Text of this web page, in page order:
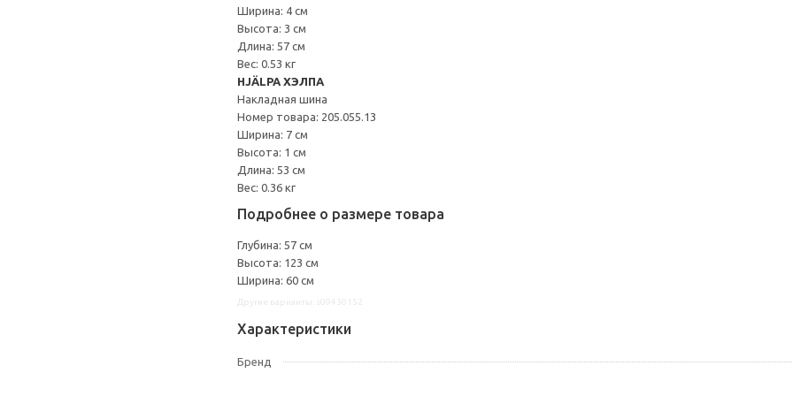
Ширина: 4 см
Высота: 3 см
Длина: 57 см
Вес: 0.53 кг
HJÄLPA ХЭЛПА
Накладная шина
Номер товара: 205.055.13
Ширина: 7 см
Высота: 1 см
Длина: 53 см
Вес: 0.36 кг
Подробнее о размере товара
Глубина: 57 см
Высота: 123 см
Ширина: 60 см
Характеристики
Бренд